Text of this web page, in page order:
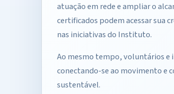
atuação em rede e ampliar o
certificados podem acessar sua
nas iniciativas do Instituto.
Ao mesmo tempo, voluntários
conectando-se ao movimento e
sustentável.